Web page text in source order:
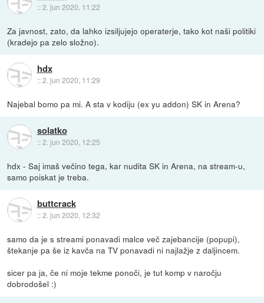
::2. jun 2020, 11:22
Za javnost, zato, da lahko izsiljujejo operaterje, tako kot naši politiki
(kradejo pa zelo složno).
hdx
::2. jun 2020, 11:29
Najebal bomo pa mi. A sta v kodiju (ex yu addon) SK in Arena?
solatko
::2. jun 2020, 12:25
hdx - Saj imaš večino tega, kar nudita SK in Arena, na stream-u,
samo poiskat je treba.
buttcrack
::2. jun 2020, 12:32
samo da je s streami ponavadi malce več zajebancije (popupi),
štekanje pa še iz kavča na TV ponavadi ni najlažje z daljincem.
sicer pa ja, če ni moje tekme ponoči, je tut komp v naročju
dobrodošel :)